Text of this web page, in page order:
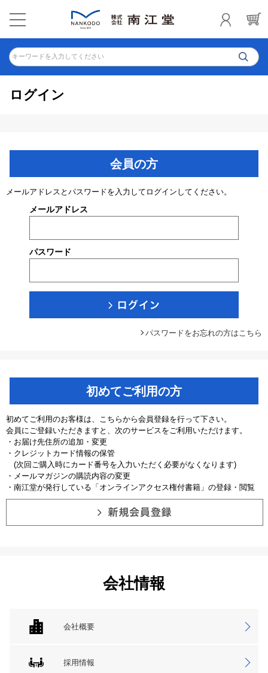
キーワードを入力してください
ログイン
会員の方
メールアドレスとパスワードを入力してログインしてください。
メールアドレス
パスワード
パスワードをお忘れの方はこちら
初めてご利用の方
初めてご利用のお客様は、こちらから会員登録を行って下さい。
会員にご登録いただきますと、次のサービスをご利用いただけます。
・お届け先住所の追加・変更
・クレジットカード情報の保管
(次回ご購入時にカード番号を入力いただく必要がなくなります)
・メールマガジンの購読内容の変更
・南江堂が発行している「オンラインアクセス権付書籍」の登録・閲覧
会社情報
会社概要
採用情報